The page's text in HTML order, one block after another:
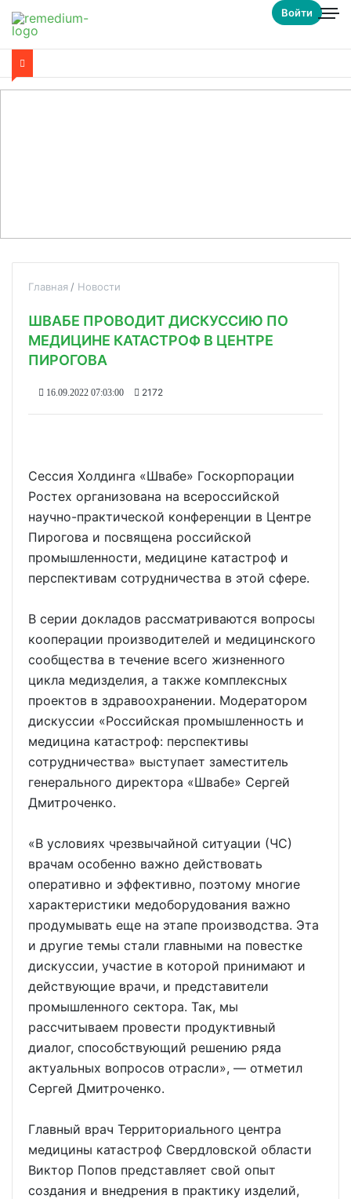
Войти
Главная Новости
ШВАБЕ ПРОВОДИТ ДИСКУССИЮ ПО
МЕДИЦИНЕ КАТАСТРОФ В ЦЕНТРЕ
ПИРОГОВА
16.09.2022 07:03:00 2172
Сессия Холдинга «Швабе» Госкорпорации
Ростех организована на всероссийской
научно-практической конференции в Центре
Пирогова и посвящена российской
промышленности, медицине катастроф и
перспективам сотрудничества в этой сфере.
В серии докладов рассматриваются вопросы
кооперации производителей и медицинского
сообщества в течение всего жизненного
цикла медизделия, а также комплексных
проектов в здравоохранении. Модератором
дискуссии «Российская промышленность и
медицина катастроф: перспективы
сотрудничества» выступает заместитель
генерального директора «Швабе» Сергей
Дмитроченко.
«В условиях чрезвычайной ситуации (ЧС)
врачам особенно важно действовать
оперативно и эффективно, поэтому многие
характеристики медоборудования важно
продумывать еще на этапе производства. Эта
и другие темы стали главными на повестке
дискуссии, участие в которой принимают и
действующие врачи, и представители
промышленного сектора. Так, мы
рассчитываем провести продуктивный
диалог, способствующий решению ряда
актуальных вопросов отрасли», — отметил
Сергей Дмитроченко.
Главный врач Территориального центра
медицины катастроф Свердловской области
Виктор Попов представляет свой опыт
создания и внедрения в практику изделий,